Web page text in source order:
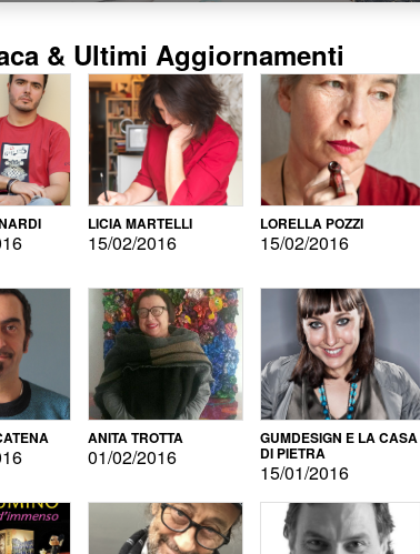
& Ultimi Aggiornamenti
LICIA MARTELLI
15/02/2016
LORELLA POZZI
15/02/2016
ANITA TROTTA
01/02/2016
GUMDESIGN E LA CASA
DI PIETRA
15/01/2016